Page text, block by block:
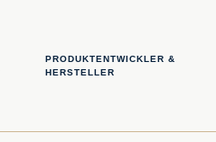
PRODUKTENTWICKLER &
HERSTELLER